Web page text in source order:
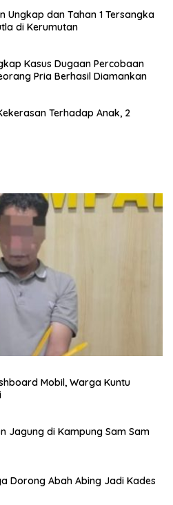
Ungkap dan Tahan 1 Tersangka
di Kerumutan
Kasus Dugaan Percobaan
Pria Berhasil Diamankan
Terhadap Anak, 2
Mobil, Warga Kuntu
Jagung di Kampung Sam Sam
Dorong Abah Abing Jadi Kades